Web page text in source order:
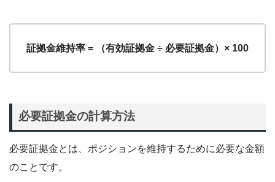
証拠金維持率 = （有効証拠金 ÷ 必要証拠金）× 100
必要証拠金の計算方法
必要証拠金とは、ポジションを維持するために必要な金額
のことです。